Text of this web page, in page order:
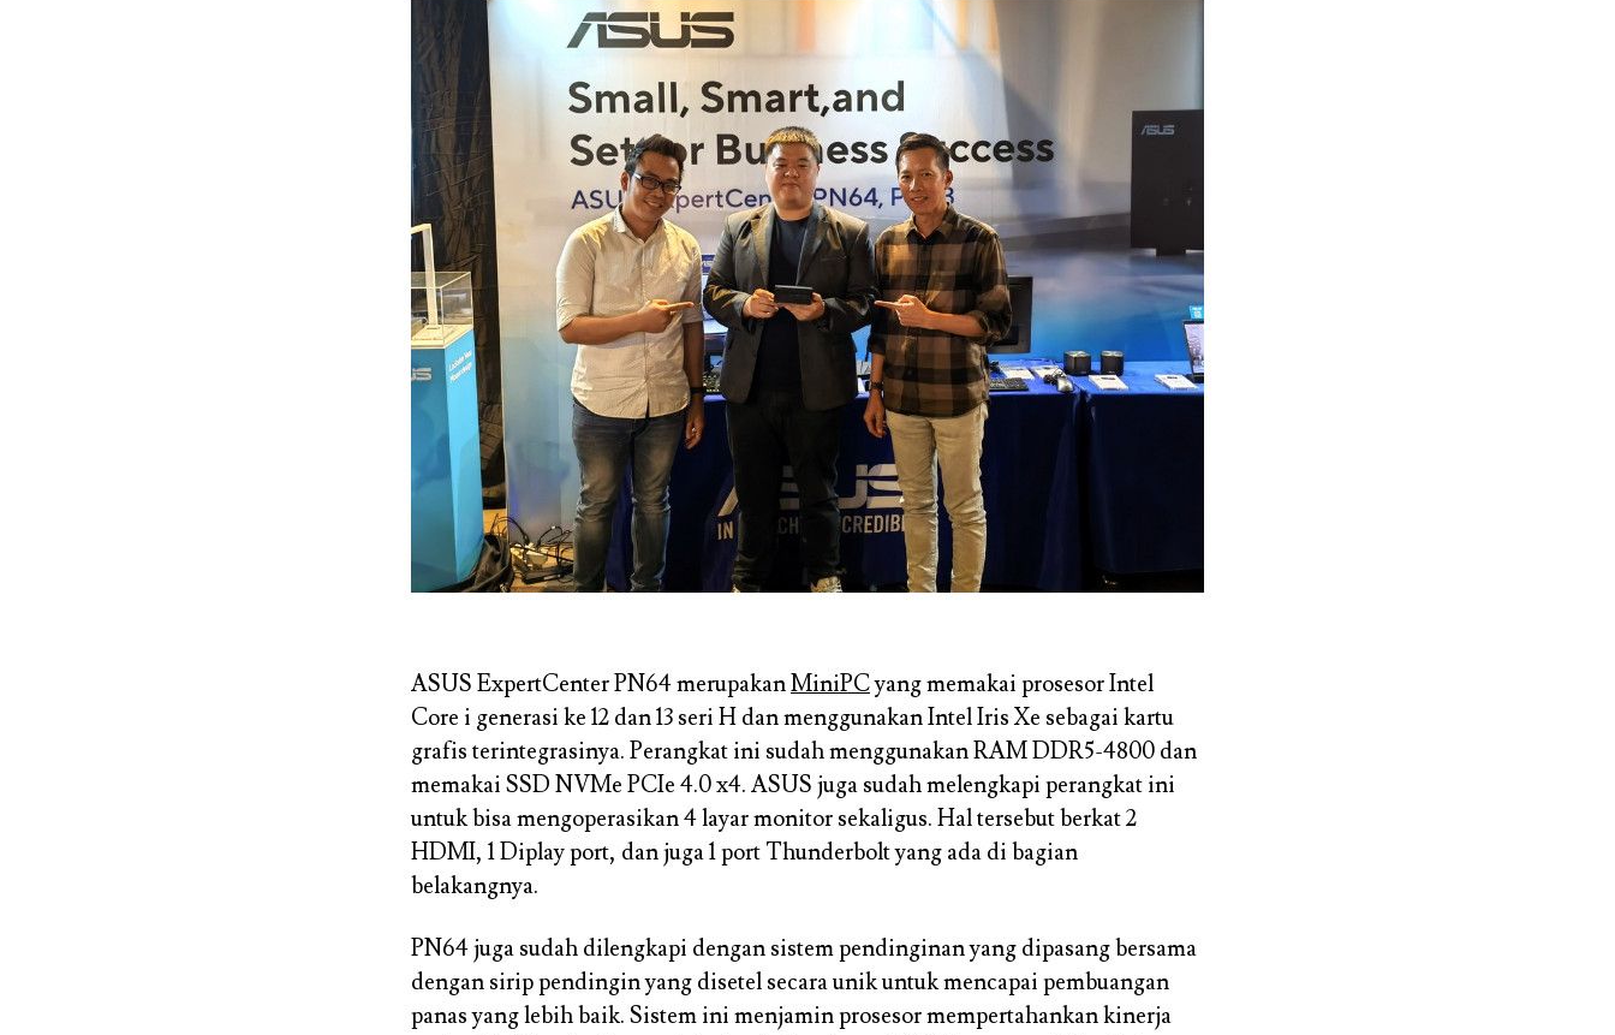
ASUS ExpertCenter PN64 merupakanMiniPCyang memakai prosesor Intel
Core i generasi ke 12 dan 13 seri H dan menggunakan Intel Iris Xe sebagai kartu
grafis terintegrasinya. Perangkat ini sudah menggunakan RAM DDR5-4800 dan
memakai SSD NVMe PCIe 4.0 x4. ASUS juga sudah melengkapi perangkat ini
untuk bisa mengoperasikan 4 layar monitor sekaligus. Hal tersebut berkat 2
HDMI, 1 Diplay port, dan juga 1 port Thunderbolt yang ada di bagian
belakangnya.
PN64 juga sudah dilengkapi dengan sistem pendinginan yang dipasang bersama
dengan sirip pendingin yang disetel secara unik untuk mencapai pembuangan
panas yang lebih baik. Sistem ini menjamin prosesor mempertahankan kinerja